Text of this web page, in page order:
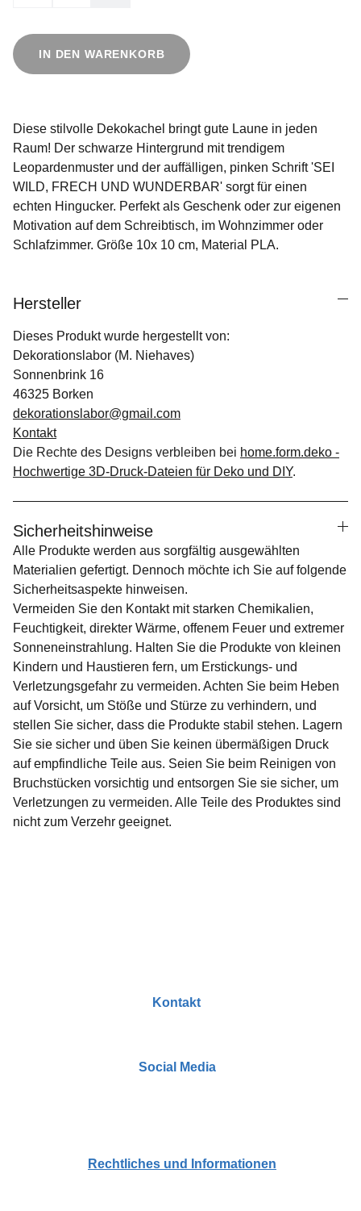
IN DEN WARENKORB
Diese stilvolle Dekokachel bringt gute Laune in jeden
Raum! Der schwarze Hintergrund mit trendigem
Leopardenmuster und der auffälligen, pinken Schrift 'SEI
WILD, FRECH UND WUNDERBAR' sorgt für einen
echten Hingucker. Perfekt als Geschenk oder zur eigenen
Motivation auf dem Schreibtisch, im Wohnzimmer oder
Schlafzimmer. Größe 10x 10 cm, Material PLA.
Hersteller
Dieses Produkt wurde hergestellt von:
Dekorationslabor (M. Niehaves)
Sonnenbrink 16
46325 Borken
dekorationslabor@gmail.com
Kontakt
Die Rechte des Designs verbleiben bei home.form.deko -
Hochwertige 3D-Druck-Dateien für Deko und DIY.
Sicherheitshinweise
Alle Produkte werden aus sorgfältig ausgewählten
Materialien gefertigt. Dennoch möchte ich Sie auf folgende
Sicherheitsaspekte hinweisen.
Vermeiden Sie den Kontakt mit starken Chemikalien,
Feuchtigkeit, direkter Wärme, offenem Feuer und extremer
Sonneneinstrahlung. Halten Sie die Produkte von kleinen
Kindern und Haustieren fern, um Erstickungs- und
Verletzungsgefahr zu vermeiden. Achten Sie beim Heben
auf Vorsicht, um Stöße und Stürze zu verhindern, und
stellen Sie sicher, dass die Produkte stabil stehen. Lagern
Sie sie sicher und üben Sie keinen übermäßigen Druck
auf empfindliche Teile aus. Seien Sie beim Reinigen von
Bruchstücken vorsichtig und entsorgen Sie sie sicher, um
Verletzungen zu vermeiden. Alle Teile des Produktes sind
nicht zum Verzehr geeignet.
Rechtliches und Informationen
Kontakt
Social Media